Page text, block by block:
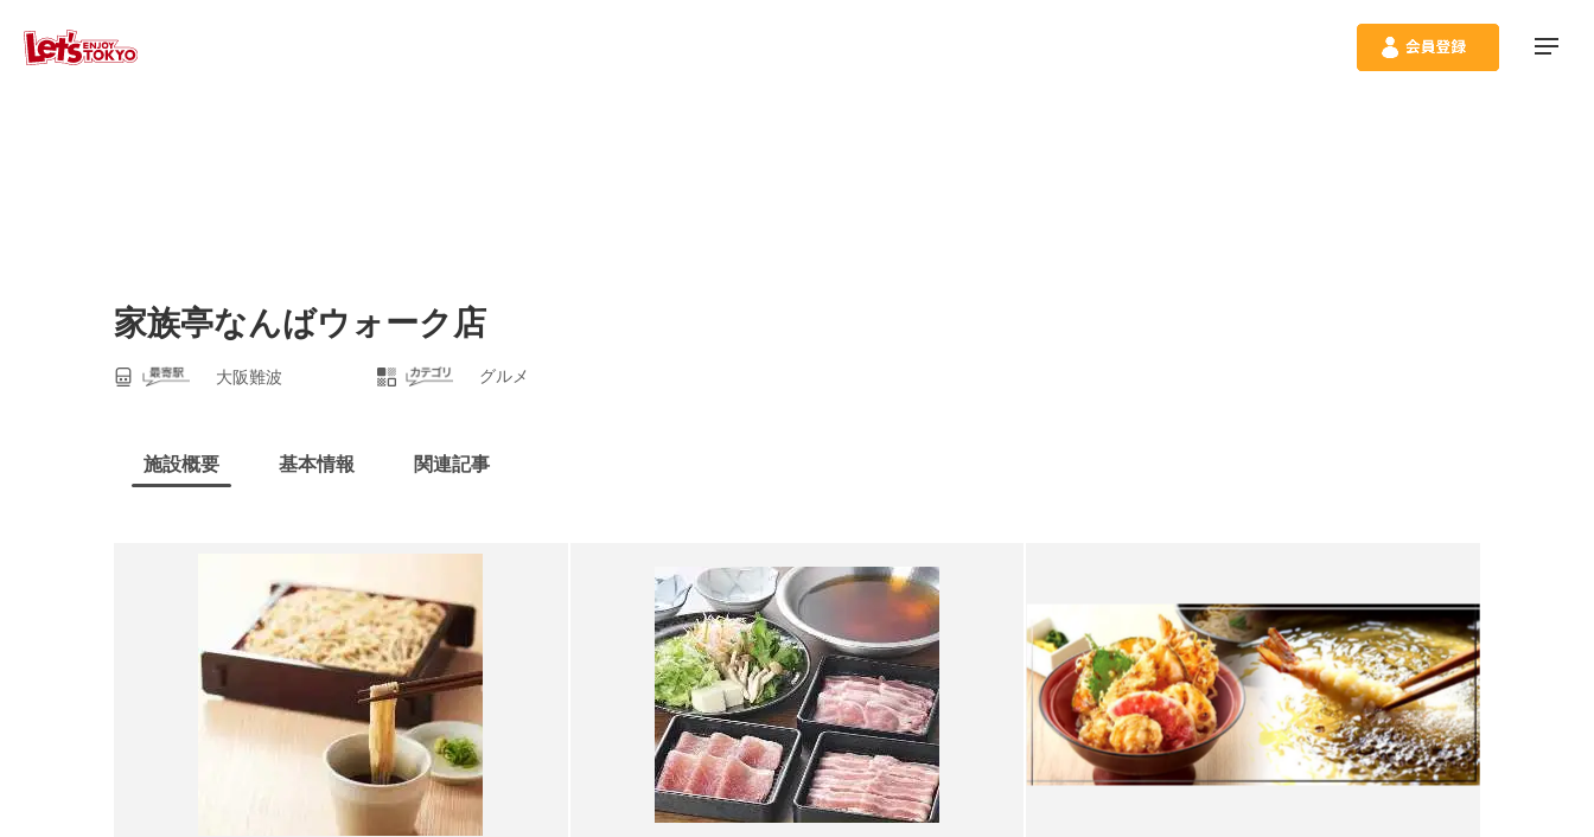
家族亭なんばウォーク店
大阪難波 グルメ
施設概要 基本情報 関連記事